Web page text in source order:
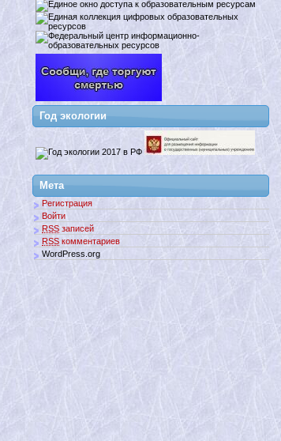
Год экологии
Мета
Регистрация
Войти
RSS записей
RSS комментариев
WordPress.org